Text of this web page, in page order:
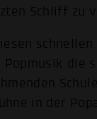
Schliff zu
schnellen
die
in der